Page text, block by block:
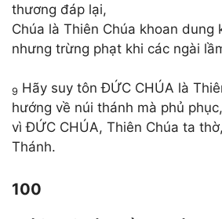
thương đáp lại,
Chúa là Thiên Chúa khoan dung
nhưng trừng phạt khi các ngài
9 Hãy suy tôn ĐỨC CHÚA là
hướng về núi thánh mà phủ phục,
vì ĐỨC CHÚA, Thiên Chúa ta
Thánh.
100